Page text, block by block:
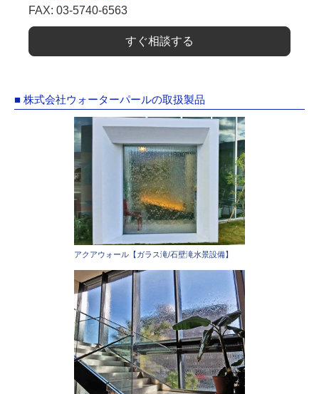
FAX: 03-5740-6563
すぐ相談する
■ 株式会社ウォーターパールの取扱製品
アクアウォール【ガラス滝/石壁滝水景設備】